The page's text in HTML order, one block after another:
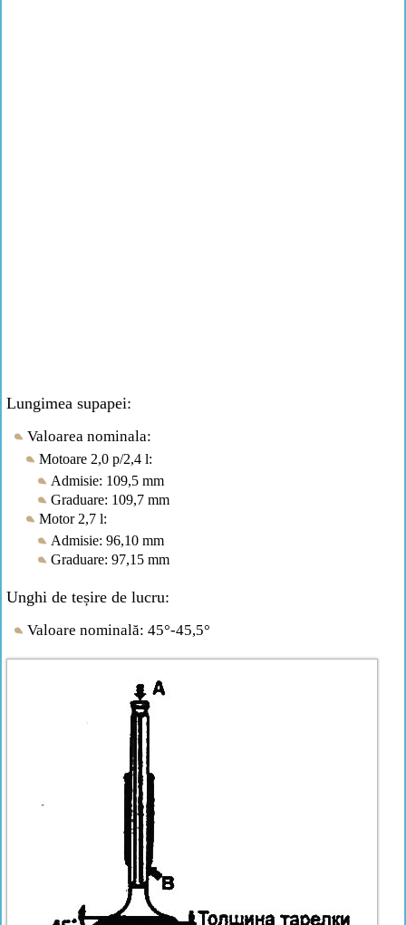
Lungimea supapei:
Valoarea nominala:
Motoare 2,0 p/2,4 l:
Admisie: 109,5 mm
Graduare: 109,7 mm
Motor 2,7 l:
Admisie: 96,10 mm
Graduare: 97,15 mm
Unghi de teșire de lucru:
Valoare nominală: 45°-45,5°